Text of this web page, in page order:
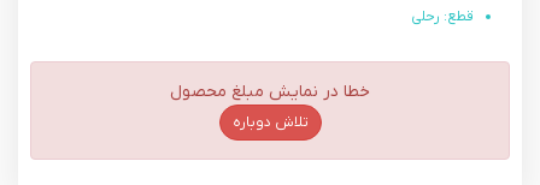
قطع: رحلی
خطا در نمایش مبلغ محصول
تلاش دوباره